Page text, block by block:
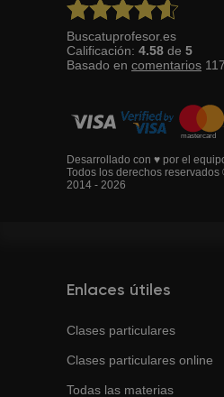
Buscatuprofesor.es
Calificación: 4.58 de 5
Basado en comentarios 117
Desarrollado con ♥ por el
Todos los derechos reservados
2014 - 2026
Enlaces útiles
Clases particulares
Clases particulares online
Todas las materias